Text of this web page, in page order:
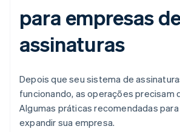
para empresas
assinaturas
Depois que seu sistema de
funcionando, as operações precisam
Algumas práticas recomendadas
expandir sua empresa.